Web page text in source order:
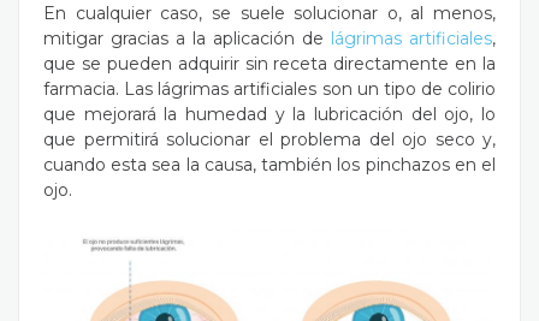
En cualquier caso, se suele solucionar o, al menos,
mitigar gracias a la aplicación de lágrimas artificiales,
que se pueden adquirir sin receta directamente en la
farmacia. Las lágrimas artificiales son un tipo de colirio
que mejorará la humedad y la lubricación del ojo, lo
que permitirá solucionar el problema del ojo seco y,
cuando esta sea la causa, también los pinchazos en el
ojo.